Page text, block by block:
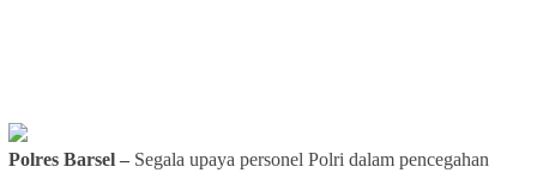
Polres Barsel – Segala upaya personel Polri dalam pencegahan